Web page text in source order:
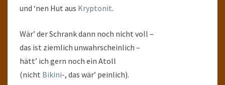
und ‘nen Hut aus Kryptonit.
Wär’ der Schrank dann noch nicht voll –
das ist ziemlich unwahrscheinlich –
hätt’ ich gern noch ein Atoll
(nicht Bikini-, das wär’ peinlich).